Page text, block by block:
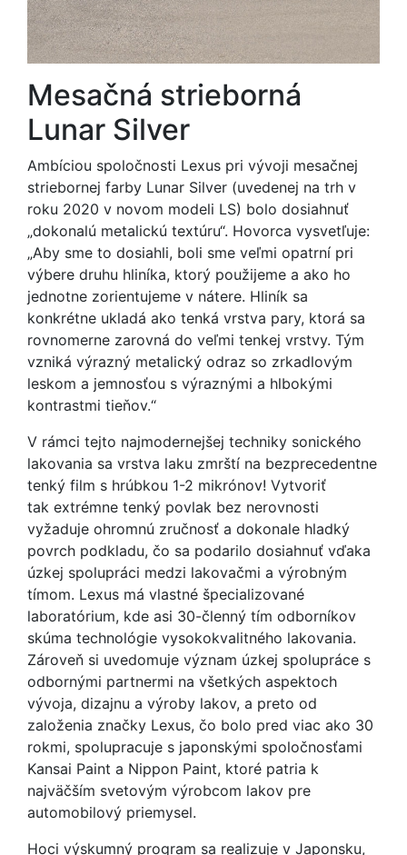
Mesačná strieborná
Lunar Silver
Ambíciou spoločnosti Lexus pri vývoji mesačnej
striebornej farby Lunar Silver (uvedenej na trh v
roku 2020 v novom modeli LS) bolo dosiahnuť
„dokonalú metalickú textúru“. Hovorca vysvetľuje:
„Aby sme to dosiahli, boli sme veľmi opatrní pri
výbere druhu hliníka, ktorý použijeme a ako ho
jednotne zorientujeme v nátere. Hliník sa
konkrétne ukladá ako tenká vrstva pary, ktorá sa
rovnomerne zarovná do veľmi tenkej vrstvy. Tým
vzniká výrazný metalický odraz so zrkadlovým
leskom a jemnosťou s výraznými a hlbokými
kontrastmi tieňov.“
V rámci tejto najmodernejšej techniky sonického
lakovania sa vrstva laku zmrští na bezprecedentne
tenký film s hrúbkou 1-2 mikrónov! Vytvoriť
tak extrémne tenký povlak bez nerovnosti
vyžaduje ohromnú zručnosť a dokonale hladký
povrch podkladu, čo sa podarilo dosiahnuť vďaka
úzkej spolupráci medzi lakovačmi a výrobným
tímom. Lexus má vlastné špecializované
laboratórium, kde asi 30-členný tím odborníkov
skúma technológie vysokokvalitného lakovania.
Zároveň si uvedomuje význam úzkej spolupráce s
odbornými partnermi na všetkých aspektoch
vývoja, dizajnu a výroby lakov, a preto od
založenia značky Lexus, čo bolo pred viac ako 30
rokmi, spolupracuje s japonskými spoločnosťami
Kansai Paint a Nippon Paint, ktoré patria k
najväčším svetovým výrobcom lakov pre
automobilový priemysel.
Hoci výskumný program sa realizuje v Japonsku,